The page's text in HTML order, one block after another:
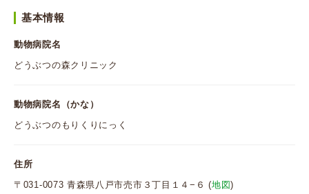
基本情報
動物病院名
どうぶつの森クリニック
動物病院名（かな）
どうぶつのもりくりにっく
住所
〒031-0073 青森県八戸市売市３丁目１４−６ (地図)